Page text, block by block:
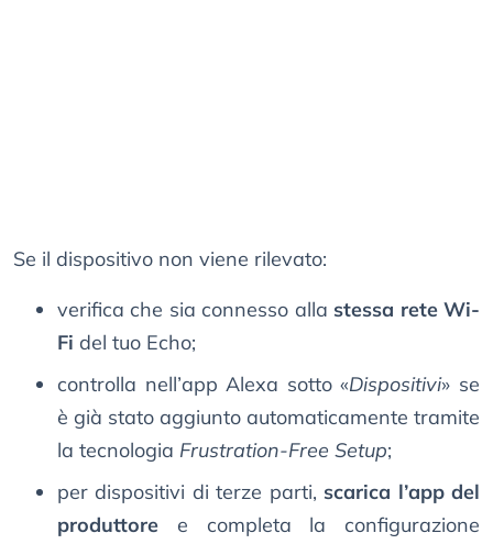
Se il dispositivo non viene rilevato:
verifica che sia connesso alla stessa rete Wi-
Fi del tuo Echo;
controlla nell’app Alexa sotto «Dispositivi» se
è già stato aggiunto automaticamente tramite
la tecnologia Frustration-Free Setup;
per dispositivi di terze parti, scarica l’app del
produttore e completa la configurazione